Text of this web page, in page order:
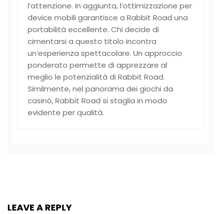
l’attenzione. In aggiunta, l’ottimizzazione per
device mobili garantisce a Rabbit Road una
portabilità eccellente. Chi decide di
cimentarsi a questo titolo incontra
un’esperienza spettacolare. Un approccio
ponderato permette di apprezzare al
meglio le potenzialità di Rabbit Road.
Similmente, nel panorama dei giochi da
casinò, Rabbit Road si staglia in modo
evidente per qualità.
LEAVE A REPLY